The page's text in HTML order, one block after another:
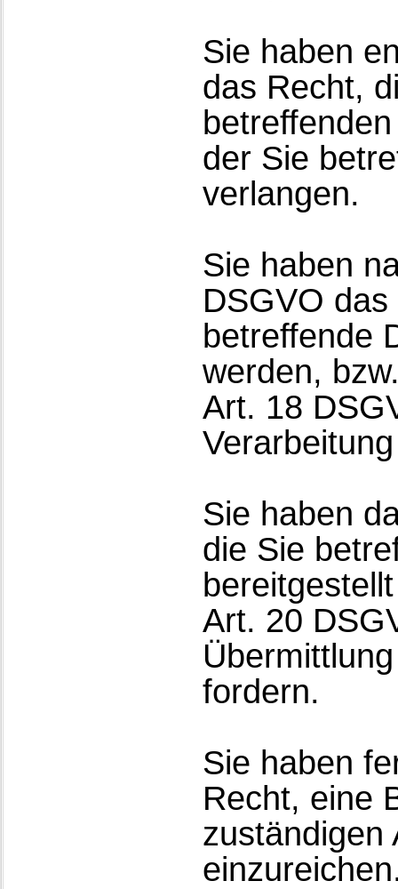
Sie haben
das Recht,
der Sie
verlangen.
Sie haben
DSGVO
betreffende
werden,
Art. 18
Sie haben
die Sie
Art. 20
fordern.
Sie haben
Recht, eine
zuständigen